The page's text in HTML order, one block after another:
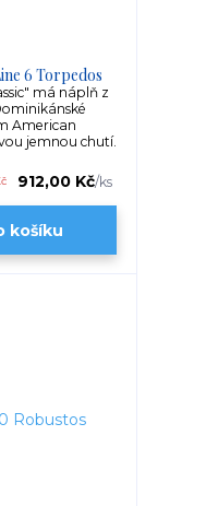
6 Torpedos
má náplň z
American
jemnou chutí.
912,00 Kč/ks
košíku